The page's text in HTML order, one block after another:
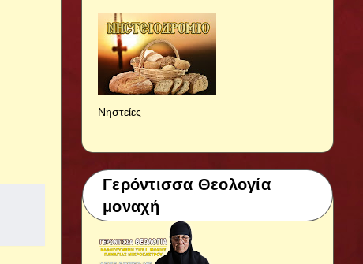
Νηστείες
Γερόντισσα Θεολογία
μοναχή